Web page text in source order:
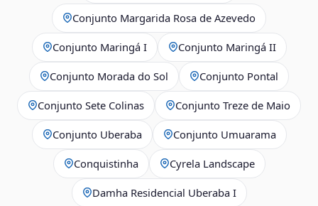
Conjunto Margarida Rosa de Azevedo
Conjunto Maringá I Conjunto Maringá II
Conjunto Morada do Sol Conjunto Pontal
Conjunto Sete Colinas Conjunto Treze de Maio
Conjunto Uberaba Conjunto Umuarama
Conquistinha Cyrela Landscape
Damha Residencial Uberaba I